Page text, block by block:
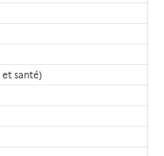
et santé)